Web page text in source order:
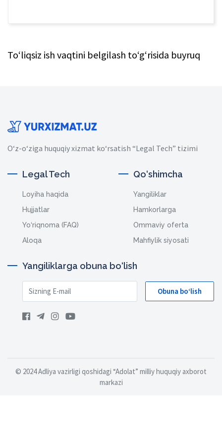
To‘liqsiz ish vaqtini belgilash to‘g‘risida buyruq
O‘z-o‘ziga huquqiy xizmat ko‘rsatish “Legal Tech” tizimi
Legal Tech
Loyiha haqida
Hujjatlar
Yo‘riqnoma (FAQ)
Aloqa
Qo‘shimcha
Yangiliklar
Hamkorlarga
Ommaviy oferta
Mahfiylik siyosati
Yangiliklarga obuna bo‘lish
Obuna bo‘lish
© 2024 Adliya vazirligi qoshidagi “Adolat” milliy huquqiy axborot
markazi